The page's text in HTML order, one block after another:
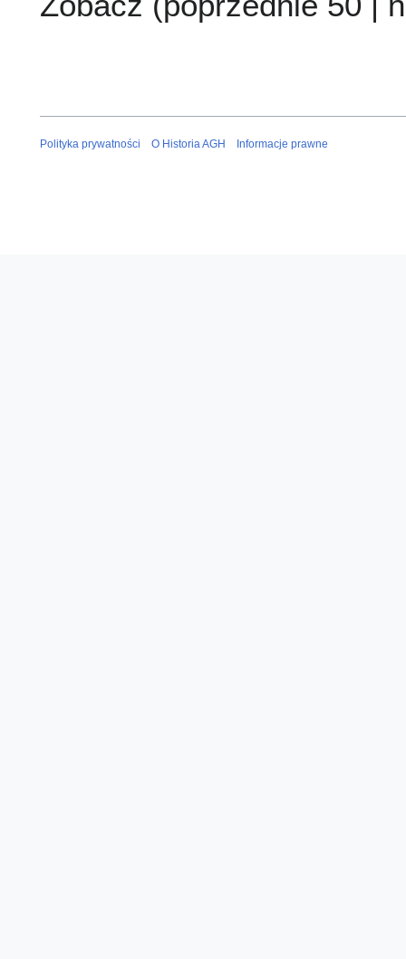
Polityka prywatności O Historia AGH Informacje prawne